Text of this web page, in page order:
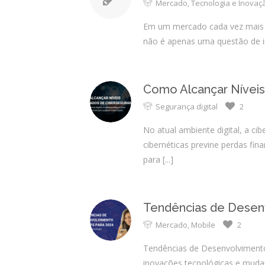
Mercado,Tecnologia e
Em um mercado cada vez
não é apenas uma questão
Como Alcançar
Segurança digital 2
No atual ambiente digital, a
cibernéticas previne perdas
para [...]
Tendências de
Mercado, Mobile 2
Tendências de